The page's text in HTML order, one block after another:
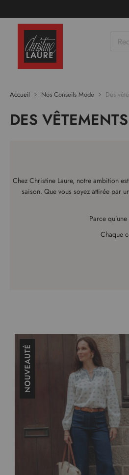
Accueil Nos Conseils Mode Des
DES
Chez Christine Laure, notre ambition
saison. Que vous soyez attirée par
Parce
Chaque